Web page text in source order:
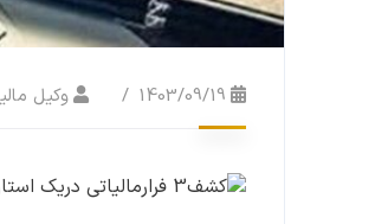
1403/09/19 وکیل